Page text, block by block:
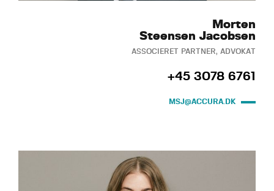
Morten
Steensen Jacobsen
ASSOCIERET PARTNER, ADVOKAT
+45 3078 6761
MSJ@ACCURA.DK